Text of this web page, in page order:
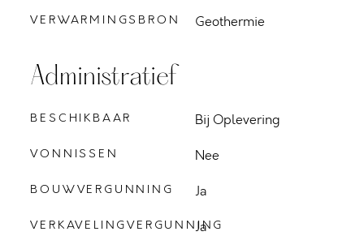
VERWARMINGSBRON Geothermie
Administratief
BESCHIKBAAR Bij Oplevering
VONNISSEN Nee
BOUWVERGUNNING Ja
VERKAVELINGVERGUNNING
Ja